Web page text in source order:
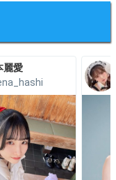
麗愛